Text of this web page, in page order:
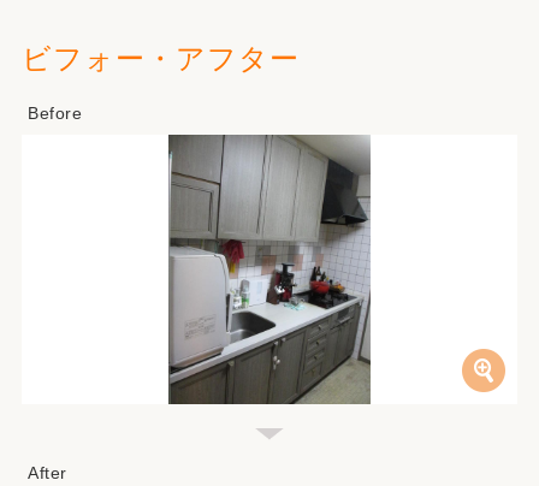
ビフォー・アフター